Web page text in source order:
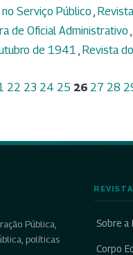
Serviço Público ,
de Oficial Administrativo ,
de 1941 , Revista
22 23 24 25 26 27 28
Pública,
políticas
REVISTA
Sobre a
Corpo